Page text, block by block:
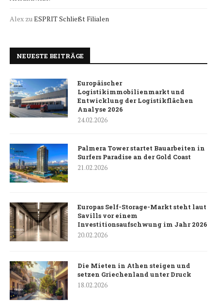
Alex zuESPRIT Schließt Filialen
NEUESTE BEITRÄGE
Europäischer
Logistikimmobilienmarkt und
Entwicklung der Logistikflächen
Analyse 2026
24.02.2026
Palmera Tower startet Bauarbeiten in
Surfers Paradise an der Gold Coast
21.02.2026
Europas Self-Storage-Markt steht laut
Savills vor einem
Investitionsaufschwung im Jahr 2026
20.02.2026
Die Mieten in Athen steigen und
setzen Griechenland unter Druck
18.02.2026